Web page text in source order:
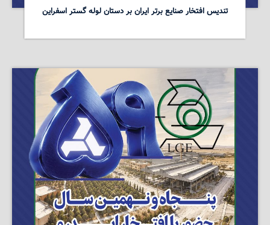
تندیس افتخار صنایع برتر ایران بر دستان لوله گستر اسفراین